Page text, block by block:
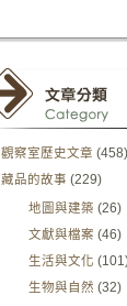
觀察室歷史文章 (458)
藏品的故事 (229)
地圖與建築 (26)
文獻與檔案 (46)
生活與文化
生物與自然 (32)